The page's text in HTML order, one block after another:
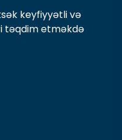
keyfiyyətli və
təqdim etməkdə